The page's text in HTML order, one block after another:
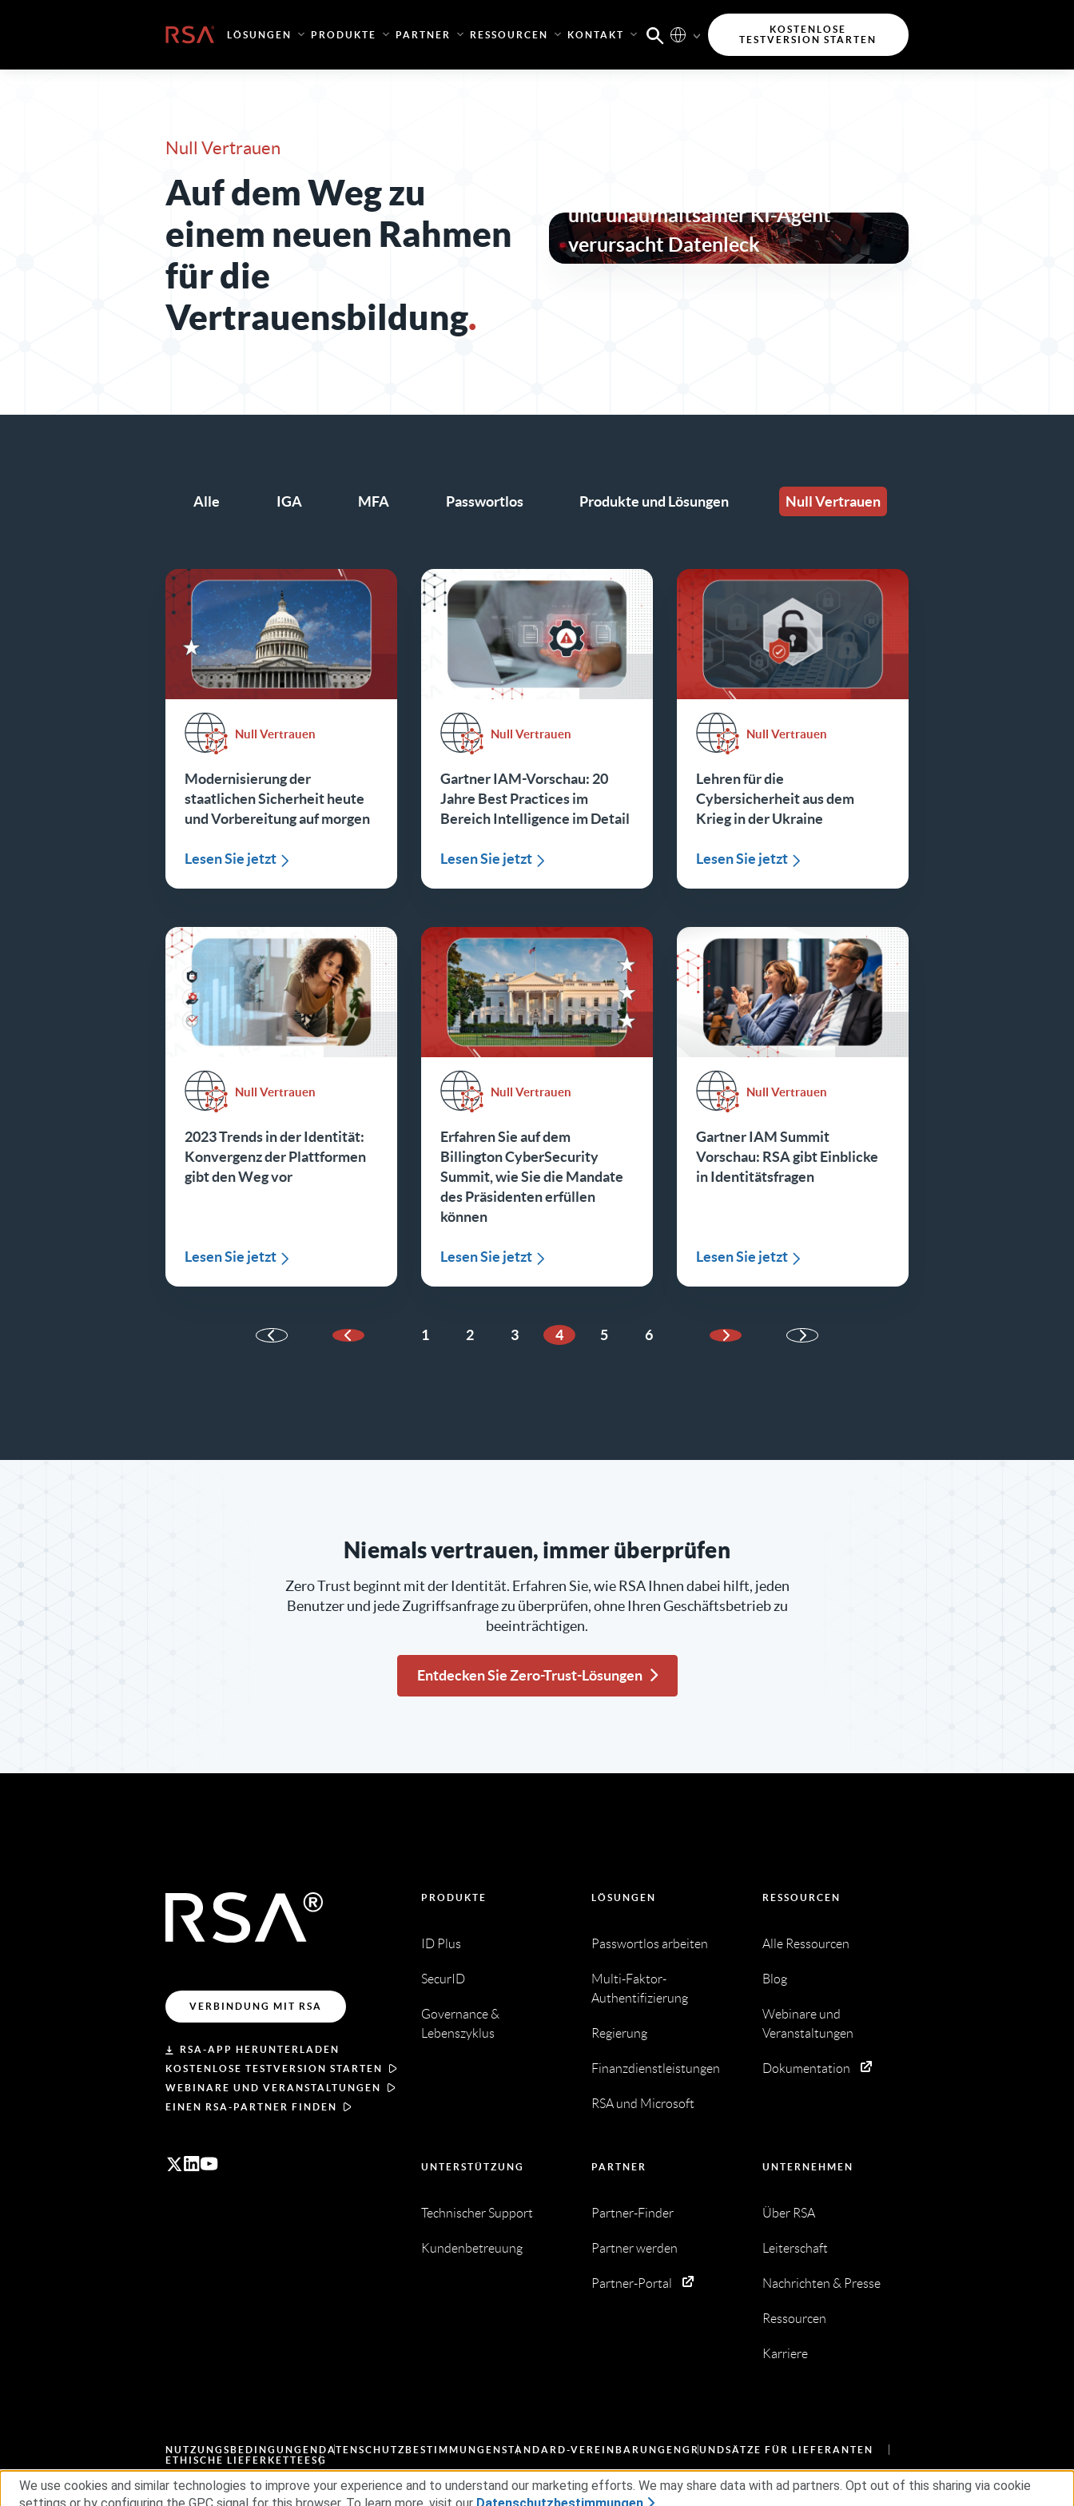
StartseiteLÖSUNGEN PRODUKTE PARTNER RESSOURCEN KONTAKT
KOSTENLOSE
TESTVERSION STARTEN
Null Vertrauen
Auf dem Weg zu
einem neuen Rahmen
für die
Vertrauensbildung.
und unaufhaltsamer KI-Agent
verursacht Datenleck
Alle IGA MFA Passwortlos Produkte und Lösungen Null Vertrauen
Null Vertrauen
Modernisierung der
staatlichen Sicherheit heute
und Vorbereitung auf morgen
Lesen Sie jetzt
Null Vertrauen
Gartner IAM-Vorschau: 20
Jahre Best Practices im
Bereich Intelligence im Detail
Lesen Sie jetzt
Null Vertrauen
Lehren für die
Cybersicherheit aus dem
Krieg in der Ukraine
Lesen Sie jetzt
Null Vertrauen
2023 Trends in der Identität:
Konvergenz der Plattformen
gibt den Weg vor
Lesen Sie jetzt
Null Vertrauen
Erfahren Sie auf dem
Billington CyberSecurity
Summit, wie Sie die Mandate
des Präsidenten erfüllen
können
Lesen Sie jetzt
Null Vertrauen
Gartner IAM Summit
Vorschau: RSA gibt Einblicke
in Identitätsfragen
Lesen Sie jetzt
Vorherige Seite
1 2 3 4 5 6
Nächste Seite
Niemals vertrauen, immer überprüfen
Zero Trust beginnt mit der Identität. Erfahren Sie, wie RSA Ihnen dabei hilft, jeden
Benutzer und jede Zugriffsanfrage zu überprüfen, ohne Ihren Geschäftsbetrieb zu
beeinträchtigen.
Entdecken Sie Zero-Trust-Lösungen
VERBINDUNG MIT RSA
RSA-APP HERUNTERLADEN
KOSTENLOSE TESTVERSION STARTEN
WEBINARE UND VERANSTALTUNGEN
EINEN RSA-PARTNER FINDEN
PRODUKTE
ID Plus
SecurID
Governance &
Lebenszyklus
LÖSUNGEN
Passwortlos arbeiten
Multi-Faktor-
Authentifizierung
Regierung
Finanzdienstleistungen
RSA und Microsoft
RESSOURCEN
Alle Ressourcen
Blog
Webinare und
Veranstaltungen
Dokumentation
UNTERSTÜTZUNG
Technischer Support
Kundenbetreuung
PARTNER
Partner-Finder
Partner werden
Partner-Portal
UNTERNEHMEN
Über RSA
Leiterschaft
Nachrichten & Presse
Ressourcen
Karriere
NUTZUNGSBEDINGUNGENDATENSCHUTZBESTIMMUNGENSTANDARD-VEREINBARUNGENGRUNDSÄTZE FÜR LIEFERANTEN
ETHISCHE LIEFERKETTEESG
We use cookies and similar technologies to improve your experience and to understand our marketing efforts. We may share data with ad partners. Opt out of this sharing via cookie